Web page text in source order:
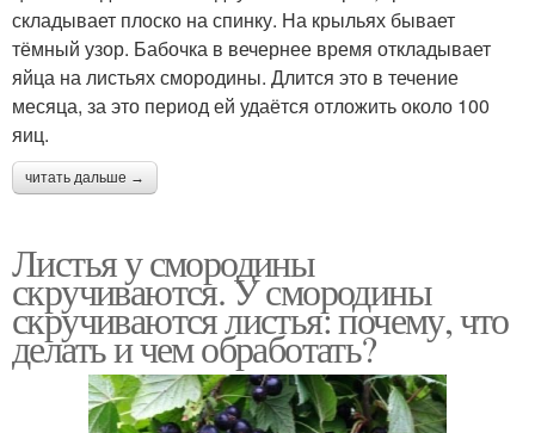
складывает плоско на спинку. На крыльях бывает
тёмный узор. Бабочка в вечернее время откладывает
яйца на листьях смородины. Длится это в течение
месяца, за это период ей удаётся отложить около 100
яиц.
читать дальше →
Листья у смородины
скручиваются. У смородины
скручиваются листья: почему, что
делать и чем обработать?